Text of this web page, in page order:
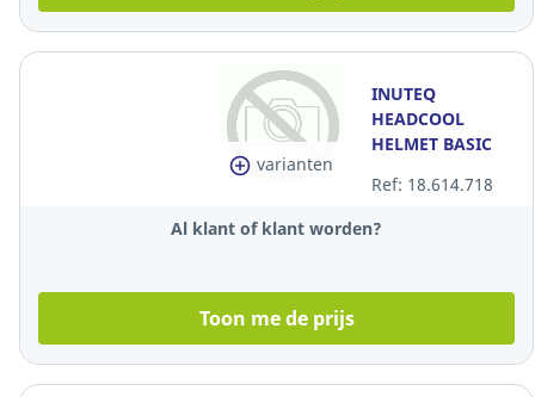
varianten
INUTEQ
HEADCOOL
HELMET BASIC
Ref: 18.614.718
Al klant of klant worden?
Toon me de prijs